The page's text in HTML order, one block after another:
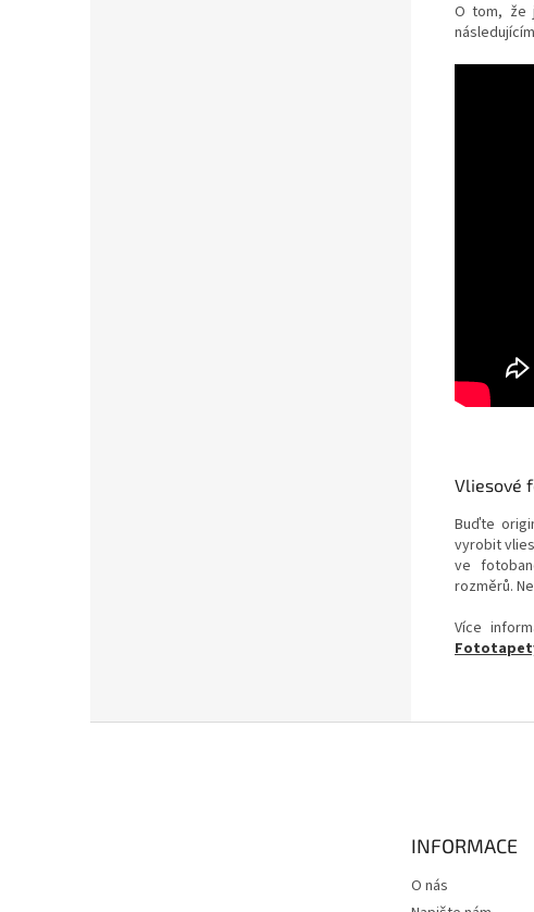
O tom, že
následujícím
Vliesové
Buďte
vyrobit
ve
rozměrů.
Více
INFORMACE
O nás